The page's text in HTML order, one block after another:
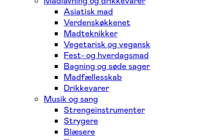
Asiatisk mad
Verdenskøkkenet
Madteknikker
Vegetarisk og vegansk
Fest- og hverdagsmad
Bagning og søde sager
Madfællesskab
Drikkevarer
Musik og sang
Strengeinstrumenter
Strygere
Blæsere